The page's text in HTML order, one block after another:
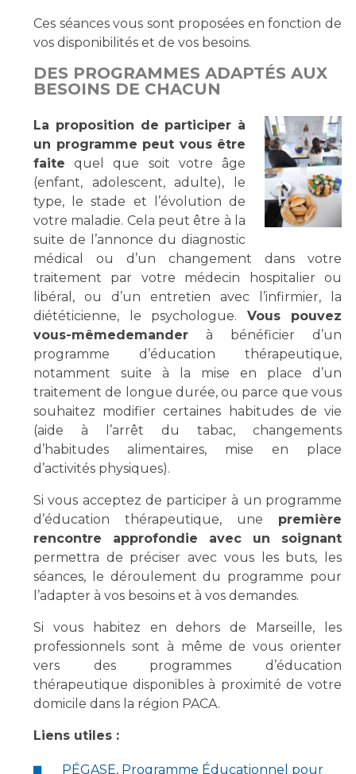
Lieu de santé sans tabac
Ces séances vous sont proposées en fonction de
vos disponibilités et de vos besoins.
DES PROGRAMMES ADAPTÉS AUX
BESOINS DE CHACUN
La proposition de participer à
un programme peut vous être
faite quel que soit votre âge
(enfant, adolescent, adulte), le
type, le stade et l’évolution de
votre maladie. Cela peut être à la
suite de l’annonce du diagnostic
médical ou d’un changement dans votre
traitement par votre médecin hospitalier ou
libéral, ou d’un entretien avec l’infirmier, la
diététicienne, le psychologue. Vous pouvez
vous-mêmedemander à bénéficier d’un
programme d’éducation thérapeutique,
notamment suite à la mise en place d’un
traitement de longue durée, ou parce que vous
souhaitez modifier certaines habitudes de vie
(aide à l’arrêt du tabac, changements
d’habitudes alimentaires, mise en place
d’activités physiques).
Si vous acceptez de participer à un programme
d’éducation thérapeutique, une première
rencontre approfondie avec un soignant
permettra de préciser avec vous les buts, les
séances, le déroulement du programme pour
l’adapter à vos besoins et à vos demandes.
Si vous habitez en dehors de Marseille, les
professionnels sont à même de vous orienter
vers des programmes d’éducation
thérapeutique disponibles à proximité de votre
domicile dans la région PACA.
Liens utiles :
PÉGASE, Programme Éducationnel pour